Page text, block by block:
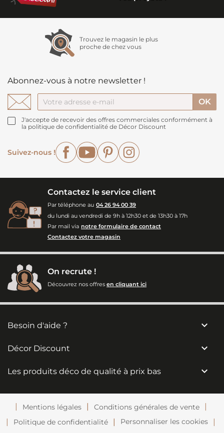
Trouvez le magasin le plus
proche de chez vous
Abonnez-vous à notre newsletter !
J'accepte de recevoir des offres commerciales conformément à
la politique de confidentialité de Décor Discount
Suivez-nous !
FacebookYouTubePinterest
Contactez le service client
Par téléphone au 04 26 94 00 39
du lundi au vendredi de 9h à 12h30 et de 13h30 à 17h
Par mail via notre formulaire de contact
Contactez votre magasin
On recrute !
Découvrez nos offres en cliquant ici
Besoin d'aide ? 
Décor Discount 
Les produits déco de qualité à prix bas 
Mentions légales
Conditions générales de vente
Politique de confidentialité
Personnaliser les cookies